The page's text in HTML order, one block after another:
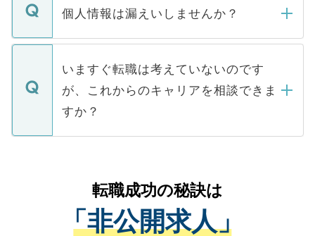
■応募殺到を避けるため 人気のある医療機
関を公にしてしまうと、応募が殺到する場
に、医療機関が求める条件に合った人材の
みを人材紹介会社に依頼するケースが増え
ています。
ん。また、仮に応募先から内定をいただい
定を承諾する必要はありません。内定先へ
の辞退の連絡はキャリアパートナーが行い
ますので、ご安心ください。
個人情報は漏えいしませんか？
個人情報が漏えいすることはありませんの
で、ご安心ください。当サイトからの登録
などで収集したご登録者様の個人情報は、
ご本人のキャリアアップおよび転職活動の
支援を目的に使用いたします。お預かりし
ているすべての個人データはご本人の許可
は、個人情報の取り扱いについての厳密な
管理基準を満たした事業者のみに付与され
る、プライバシーマークを取得済みです。
いますぐ転職は考えていないのです
が、これからのキャリアを相談できま
すか？
かがいして、現在の医療機関の状況や紹介
経験をまじえながら、適切なアドバイスを
させていただきます。すぐにご転職をされ
転職成功の秘訣は
「非公開求人」